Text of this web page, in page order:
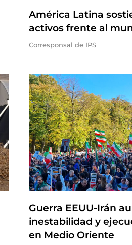
América Latina
activos frente al
Corresponsal de IPS
Guerra EEUU-Irán
inestabilidad y
en Medio Oriente